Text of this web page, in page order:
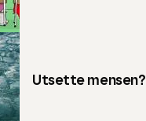
Utsette mensen?